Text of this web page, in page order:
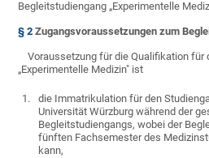
Begleitstudiengang „Experimentelle
§ 2 Zugangsvoraussetzungen zum
Voraussetzung für die Qualifikation für
„Experimentelle Medizin" ist
1.
die Immatrikulation für den
Universität Würzburg während der
Begleitstudiengangs, wobei der
fünften Fachsemester des
kann,